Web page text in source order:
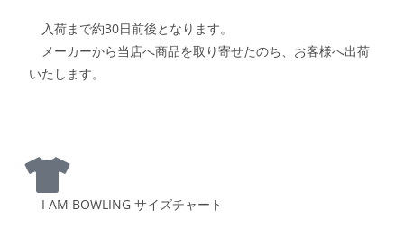
入荷まで約30日前後となります。
メーカーから当店へ商品を取り寄せたのち、お客様へ出荷
いたします。
I AM BOWLING サイズチャート